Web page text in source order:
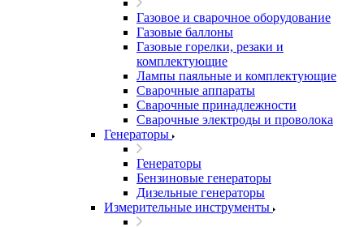
Газовое и сварочное оборудование
Газовые баллоны
Газовые горелки, резаки и
комплектующие
Лампы паяльные и комплектующие
Сварочные аппараты
Сварочные принадлежности
Сварочные электроды и проволока
Генераторы
Генераторы
Бензиновые генераторы
Дизельные генераторы
Измерительные инструменты